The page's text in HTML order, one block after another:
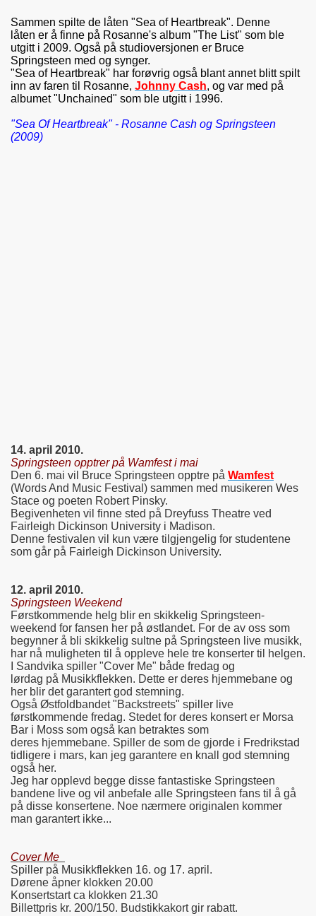
Sammen spilte de låten "Sea of Heartbreak". Denne
låten er å finne på Rosanne's album "The List" som ble
utgitt i 2009. Også på studioversjonen er Bruce
Springsteen med og synger.
"Sea of Heartbreak" har forøvrig også blant annet blitt spilt
inn av faren til Rosanne, Johnny Cash, og var med på
albumet "Unchained" som ble utgitt i 1996.
"Sea Of Heartbreak" - Rosanne Cash og Springsteen
(2009)
14. april 2010.
Springsteen opptrer på Wamfest i mai
Den 6. mai vil Bruce Springsteen opptre på Wamfest
(Words And Music Festival) sammen med musikeren Wes
Stace og poeten Robert Pinsky.
Begivenheten vil finne sted på Dreyfuss Theatre ved
Fairleigh Dickinson University i Madison.
Denne festivalen vil kun være tilgjengelig for studentene
som går på Fairleigh Dickinson University.
12. april 2010.
Springsteen Weekend
Førstkommende helg blir en skikkelig Springsteen-
weekend for fansen her på østlandet. For de av oss som
begynner å bli skikkelig sultne på Springsteen live musikk,
har nå muligheten til å oppleve hele tre konserter til helgen.
I Sandvika spiller "Cover Me" både fredag og
lørdag på Musikkflekken. Dette er deres hjemmebane og
her blir det garantert god stemning.
Også Østfoldbandet "Backstreets" spiller live
førstkommende fredag. Stedet for deres konsert er Morsa
Bar i Moss som også kan betraktes som
deres hjemmebane. Spiller de som de gjorde i Fredrikstad
tidligere i mars, kan jeg garantere en knall god stemning
også her.
Jeg har opplevd begge disse fantastiske Springsteen
bandene live og vil anbefale alle Springsteen fans til å gå
på disse konsertene. Noe nærmere originalen kommer
man garantert ikke...
Cover Me
Spiller på Musikkflekken 16. og 17. april.
Dørene åpner klokken 20.00
Konsertstart ca klokken 21.30
Billettpris kr. 200/150. Budstikkakort gir rabatt.